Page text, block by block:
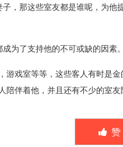
，那这些室友都是谁呢，为
为了支持他的不可或缺的因素。
游戏室等等，这些客人有时是
陪伴着他，并且还有不少的室友
赞